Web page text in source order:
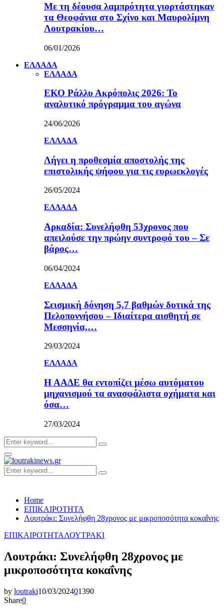
Με τη δέουσα λαμπρότητα γιορτάστηκαν
τα Θεοφάνια στο Σχίνο και Μαυρολίμνη
Λουτρακίου…
06/01/2026
ΕΛΛΑΔΑ
ΕΛΛΑΔΑ
ΕΚΟ Ράλλυ Ακρόπολις 2026: Το
αναλυτικό πρόγραμμα του αγώνα
24/06/2026
ΕΛΛΑΔΑ
Λήγει η προθεσμία αποστολής της
επιστολικής ψήφου για τις ευρωεκλογές
26/05/2024
ΕΛΛΑΔΑ
Αρκαδία: Συνελήφθη 53χρονος που
απειλούσε την πρώην συντροφό του – Σε
βάρος…
06/04/2024
ΕΛΛΑΔΑ
Σεισμική δόνηση 5,7 βαθμών δυτικά της
Πελοποννήσου – Ιδιαίτερα αισθητή σε
Μεσσηνία,…
29/03/2024
ΕΛΛΑΔΑ
Η ΑΑΔΕ θα εντοπίζει μέσω αυτόματου
μηχανισμού τα ανασφάλιστα οχήματα και
όσα…
27/03/2024
Search
for:
Search
Primary
Menu
Search
for:
Search
Home
ΕΠΙΚΑΙΡΟΤΗΤΑ
Λουτράκι: Συνελήφθη 28χρονος με μικροποσότητα κοκαΐνης
ΕΠΙΚΑΙΡΟΤΗΤΑΛΟΥΤΡΑΚΙ
Λουτράκι: Συνελήφθη 28χρονος με
μικροποσότητα κοκαΐνης
by loutraki10/03/202401390
Share0